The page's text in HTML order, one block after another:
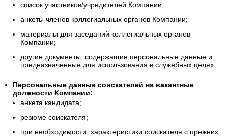
список участников/учредителей Компании;
анкеты членов коллегиальных органов Компании;
материалы для заседаний коллегиальных органов
Компании;
другие документы, содержащие персональные данные и
предназначенные для использования в служебных целях.
Персональные данные соискателей на вакантные
должности Компании:
анкета кандидата;
резюме соискателя;
при необходимости, характеристики соискателя с прежних